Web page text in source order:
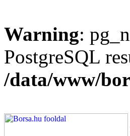
Warning:
PostgreSQL
/data/www/